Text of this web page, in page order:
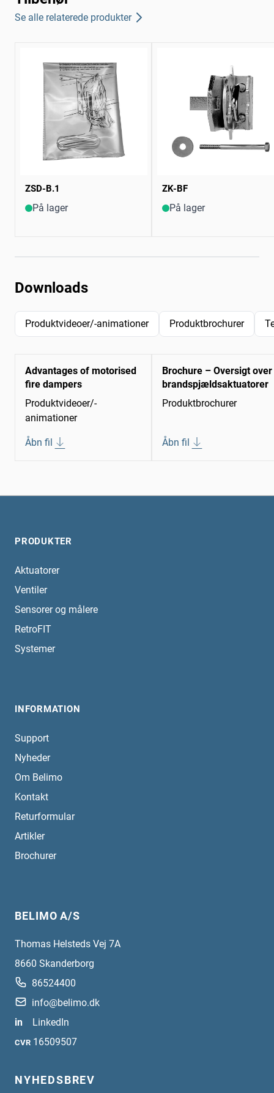
Se alle relaterede produkter
ZSD-B.1
På lager
ZK-BF
På lager
Downloads
Produktvideoer/-animationer Produktbrochurer
Advantages of motorised
fire dampers
Produktvideoer/-
animationer
Åbn fil
Brochure – Oversigt over
brandspjældsaktuatorer
Produktbrochurer
Åbn fil
PRODUKTER
Aktuatorer
Ventiler
Sensorer og målere
RetroFIT
Systemer
INFORMATION
Support
Nyheder
Om Belimo
Kontakt
Returformular
Artikler
Brochurer
BELIMO A/S
Thomas Helsteds Vej 7A
8660 Skanderborg
86524400
info@belimo.dk
in
LinkedIn
CVR 16509507
NYHEDSBREV